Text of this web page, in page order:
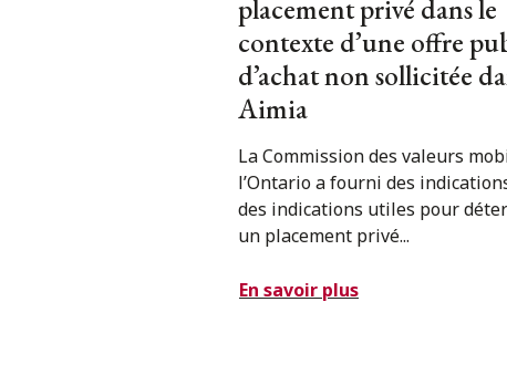
placement privé dans le
contexte d’une offre
d’achat non sollicitée
Aimia
La Commission des valeurs
l’Ontario a fourni des
des indications utiles pour
un placement privé...
En savoir plus